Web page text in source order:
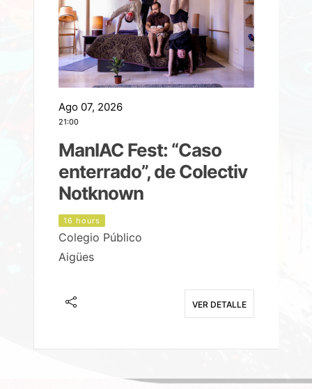
Ago 07, 2026
21:00
ManIAC Fest: “Caso
enterrado”, de Colectiv
Notknown
16 hours
Colegio Público
Aigües
VER DETALLE